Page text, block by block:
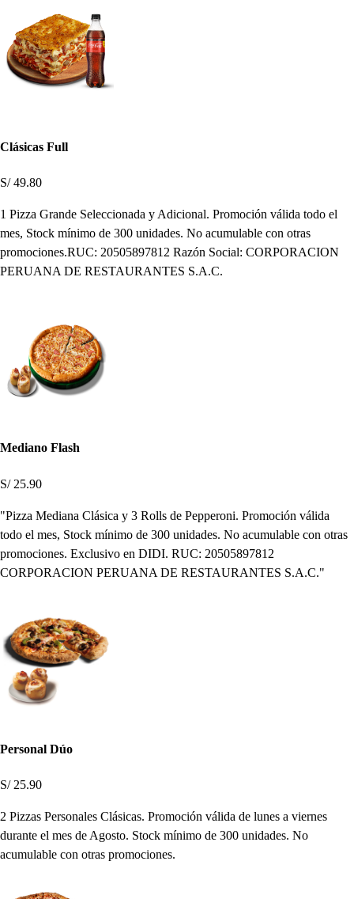
Clásicas Full
S/ 49.80
1 Pizza Grande Seleccionada y Adicional. Promoción válida todo el
mes, Stock mínimo de 300 unidades. No acumulable con otras
promociones.RUC: 20505897812 Razón Social: CORPORACION
PERUANA DE RESTAURANTES S.A.C.
Mediano Flash
S/ 25.90
"Pizza Mediana Clásica y 3 Rolls de Pepperoni. Promoción válida
todo el mes, Stock mínimo de 300 unidades. No acumulable con otras
promociones. Exclusivo en DIDI. RUC: 20505897812
CORPORACION PERUANA DE RESTAURANTES S.A.C."
Personal Dúo
S/ 25.90
2 Pizzas Personales Clásicas. Promoción válida de lunes a viernes
durante el mes de Agosto. Stock mínimo de 300 unidades. No
acumulable con otras promociones.